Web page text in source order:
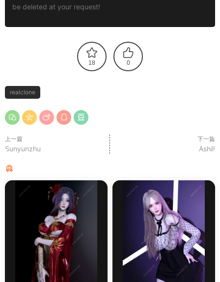
be deleted at your request!
18 0
realclone
上一篇
Sunyunzhu
下一篇
Ashili